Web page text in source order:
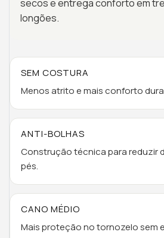
secos e entrega conforto em
longões.
SEM COSTURA
Menos atrito e mais conforto
ANTI-BOLHAS
Construção técnica para reduzir
pés.
CANO MÉDIO
Mais proteção no tornozelo sem